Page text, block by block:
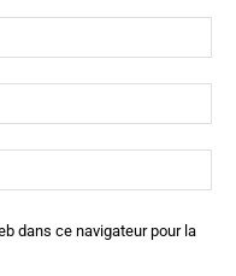
:*
:*
:
dans ce navigateur pour la